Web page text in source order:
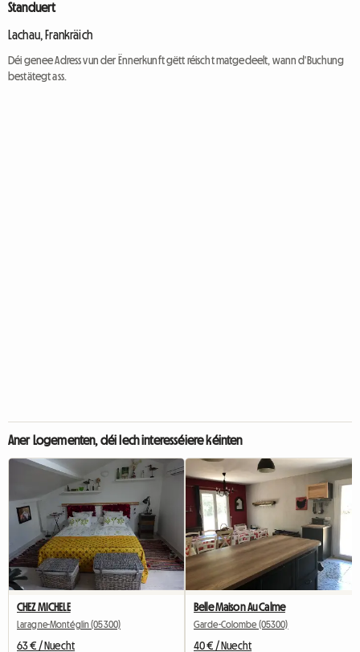
Standuert
Lachau, Frankräich
Déi genee Adress vun der Ënnerkunft gëtt réischt matgedeelt, wann d'Buchung
bestätegt ass.
Aner Logementen, déi Iech interesséiere kéinten
CHEZ MICHELE
Laragne-Montéglin (05300)
63 € / Nuecht
Belle Maison Au Calme
Garde-Colombe (05300)
40 € / Nuecht